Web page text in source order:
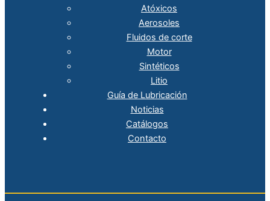
Atóxicos
Aerosoles
Fluidos de corte
Motor
Sintéticos
Litio
Guía de Lubricación
Noticias
Catálogos
Contacto